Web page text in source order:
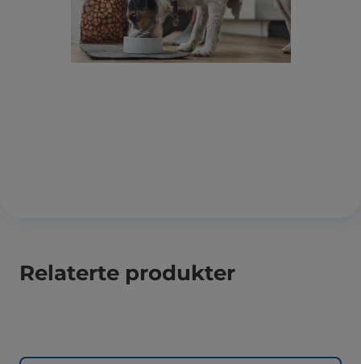
Relaterte produkter